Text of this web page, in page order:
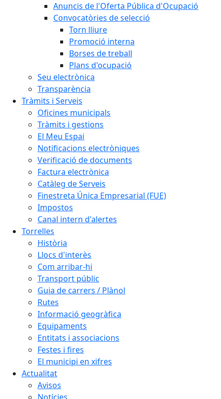
Anuncis de l'Oferta Pública d'Ocupació
Convocatòries de selecció
Torn lliure
Promoció interna
Borses de treball
Plans d'ocupació
Seu electrònica
Transparència
Tràmits i Serveis
Oficines municipals
Tràmits i gestions
El Meu Espai
Notificacions electròniques
Verificació de documents
Factura electrònica
Catàleg de Serveis
Finestreta Única Empresarial (FUE)
Impostos
Canal intern d'alertes
Torrelles
Història
Llocs d'interès
Com arribar-hi
Transport públic
Guia de carrers / Plànol
Rutes
Informació geogràfica
Equipaments
Entitats i associacions
Festes i fires
El municipi en xifres
Actualitat
Avisos